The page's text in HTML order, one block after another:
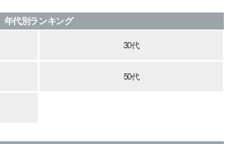
年代別ランキング
30代
50代